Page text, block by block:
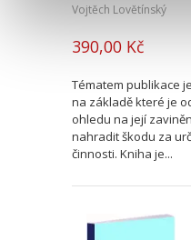
Vojtěch Lovětínský
390,00 Kč
Tématem publikace
na základě které je
ohledu na její
nahradit škodu za
činnosti. Kniha je...